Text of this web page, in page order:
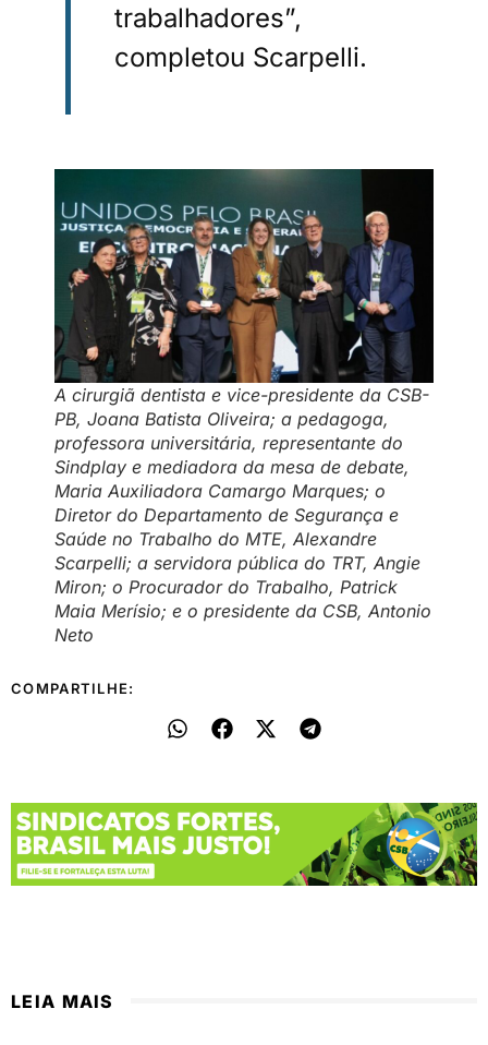
trabalhadores”,
completou Scarpelli.
A cirurgiã dentista e vice-presidente da CSB-
PB, Joana Batista Oliveira; a pedagoga,
professora universitária, representante do
Sindplay e mediadora da mesa de debate,
Maria Auxiliadora Camargo Marques; o
Diretor do Departamento de Segurança e
Saúde no Trabalho do MTE, Alexandre
Scarpelli; a servidora pública do TRT, Angie
Miron; o Procurador do Trabalho, Patrick
Maia Merísio; e o presidente da CSB, Antonio
Neto
COMPARTILHE:
LEIA MAIS